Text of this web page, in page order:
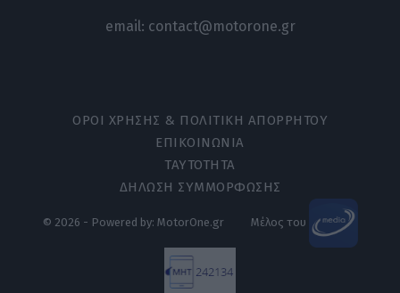
email: contact@motorone.gr
ΟΡΟΙ ΧΡΗΣΗΣ & ΠΟΛΙΤΙΚΗ ΑΠΟΡΡΗΤΟΥ
ΕΠΙΚΟΙΝΩΝΙΑ
ΤΑΥΤΟΤΗΤΑ
ΔΗΛΩΣΗ ΣΥΜΜΟΡΦΩΣΗΣ
© 2026 - Powered by: MotorOne.gr Μέλος του